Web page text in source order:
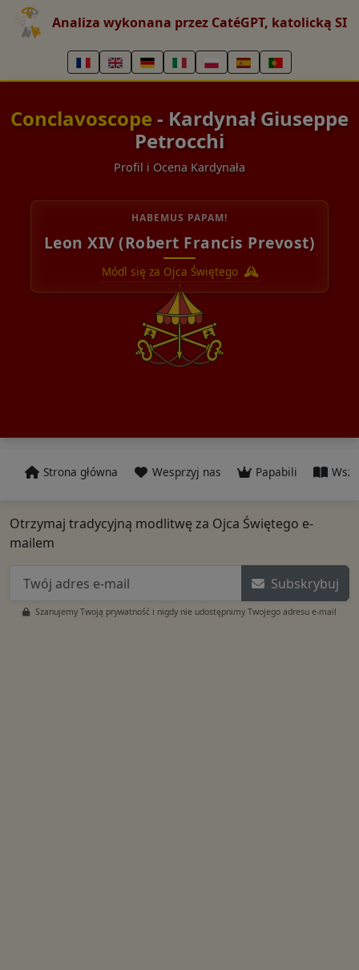
Analiza wykonana przez CatéGPT, katolicką SI
Conclavoscope - Kardynał Giuseppe
Petrocchi
Profil i Ocena Kardynała
HABEMUS PAPAM!
Leon XIV (Robert Francis Prevost)
Módl się za Ojca Świętego
Strona główna Wesprzyj nas Papabili
Otrzymaj tradycyjną modlitwę za Ojca Świętego e-
mailem
Subskrybuj
Szanujemy Twoją prywatność i nigdy nie udostępnimy Twojego adresu e-mail